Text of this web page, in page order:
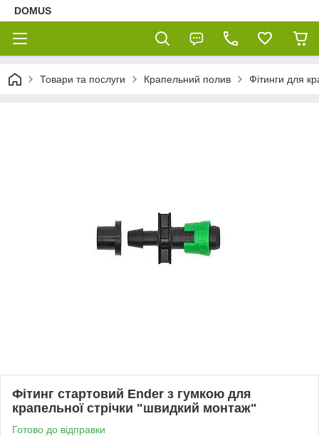
DOMUS
Товари та послуги Крапельний полив Фітинги для
Фітинг стартовий Ender з гумкою для
крапельної стрічки "швидкий монтаж"
Готово до відправки